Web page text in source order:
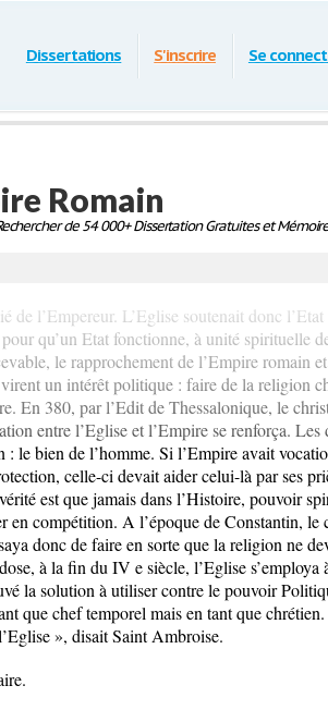
Dissertations S'inscrire Se
Romain
de 54 000+ Dissertation Gratuites et
de l’Empereur. L’Eglise soutenait donc
qu’un Etat fonctionne, à unité spirituelle
le rapprochement de l’Empire romain
un intérêt politique : faire de la religion
En 380, par l’Edit de Thessalonique, le
entre l’Eglise et l’Empire se renforça.
le bien de l’homme. Si l’Empire avait
celle-ci devait aider celui-là par ses
est que jamais dans l’Histoire, pouvoir
en compétition. A l’époque de Constantin,
donc de faire en sorte que la religion ne
à la fin du IV e siècle, l’Eglise
la solution à utiliser contre le pouvoir
que chef temporel mais en tant que
», disait Saint Ambroise.